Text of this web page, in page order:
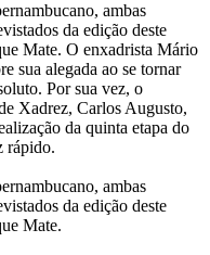
ambas
da edição deste
Mate. O enxadrista Mário
sua alegada ao se tornar
Por sua vez, o
Xadrez, Carlos Augusto,
da quinta etapa do
rápido.
ambas
da edição deste
Mate.